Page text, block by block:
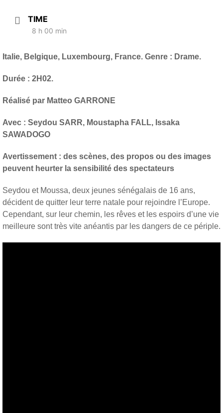
TIME
8 h 00 min
Italie, Belgique, Luxembourg, France. Genre : Drame.
Durée : 2H02.
Réalisé par Matteo GARRONE
Avec : Seydou SARR, Moustapha FALL, Issaka
SAWADOGO
Avertissement : des scènes, des propos ou des images
peuvent heurter la sensibilité des spectateurs
Seydou et Moussa, deux jeunes sénégalais de 16 ans,
décident de quitter leur terre natale pour rejoindre l’Europe.
Cependant, sur leur chemin, les rêves et les espoirs d’une vie
meilleure sont très vite anéantis par les dangers de ce périple.